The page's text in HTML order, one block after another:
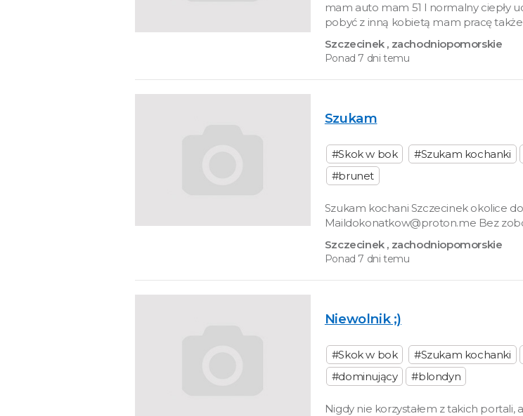
mam auto mam 51 l normalny ciepły
pobyć z inną kobietą mam pracę także
Szczecinek , zachodniopomorskie
Ponad 7 dni temu
Szukam
#Skok w bok #Szukam kochanki
#brunet
Szukam kochani Szczecinek okolice
Maildokonatkow@proton.me Bez
Szczecinek , zachodniopomorskie
Ponad 7 dni temu
Niewolnik ;)
#Skok w bok #Szukam kochanki
#dominujący
#blondyn
Nigdy nie korzystałem z takich